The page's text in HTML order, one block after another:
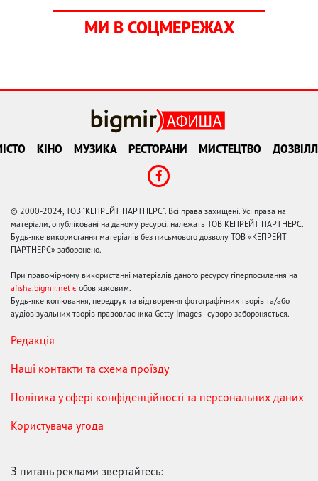
МИ В СОЦМЕРЕЖАХ
КІНО МУЗИКА РЕСТОРАНИ МИСТЕЦТВО
© 2000-2024, ТОВ "КЕПРЕЙТ ПАРТНЕРС". Всі права захищені. Усі права на
матеріали, опубліковані на даному ресурсі, належать ТОВ КЕПРЕЙТ ПАРТНЕРС.
Будь-яке використання матеріалів без письмового дозволу ТОВ «КЕПРЕЙТ
ПАРТНЕРС» заборонено.
При правомірному використанні матеріалів даного ресурсу гіперпосилання на
afisha.bigmir.net є обов'язковим.
Будь-яке копіювання, передрук та відтворення фотографічних творів та/або
аудіовізуальних творів правовласника Getty Images - суворо забороняється.
Редакція
Наші контакти та схема проїзду
Політика у сфері конфіденційності та персональних даних
Користувача угода
З питань реклами звертайтесь: